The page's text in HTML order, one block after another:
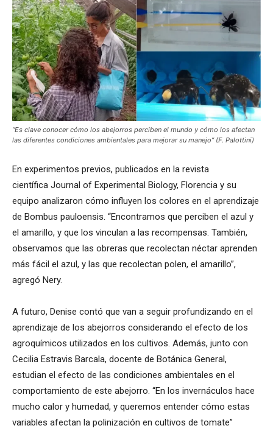
“Es clave conocer cómo los abejorros perciben el mundo y cómo los afectan
las diferentes condiciones ambientales para mejorar su manejo” (F. Palottini)
En experimentos previos, publicados en la revista
científica Journal of Experimental Biology, Florencia y su
equipo analizaron cómo influyen los colores en el aprendizaje
de Bombus pauloensis. “Encontramos que perciben el azul y
el amarillo, y que los vinculan a las recompensas. También,
observamos que las obreras que recolectan néctar aprenden
más fácil el azul, y las que recolectan polen, el amarillo”,
agregó Nery.
A futuro, Denise contó que van a seguir profundizando en el
aprendizaje de los abejorros considerando el efecto de los
agroquímicos utilizados en los cultivos. Además, junto con
Cecilia Estravis Barcala, docente de Botánica General,
estudian el efecto de las condiciones ambientales en el
comportamiento de este abejorro. “En los invernáculos hace
mucho calor y humedad, y queremos entender cómo estas
variables afectan la polinización en cultivos de tomate”